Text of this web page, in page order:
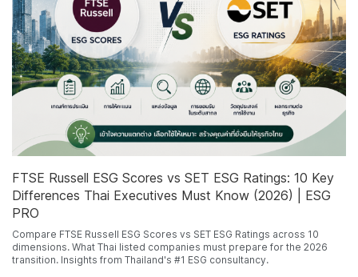
FTSE Russell ESG Scores vs SET ESG Ratings: 10 Key
Differences Thai Executives Must Know (2026) | ESG
PRO
Compare FTSE Russell ESG Scores vs SET ESG Ratings across 10
dimensions. What Thai listed companies must prepare for the 2026
transition. Insights from Thailand's #1 ESG consultancy.